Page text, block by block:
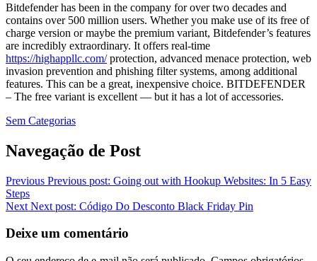
Bitdefender has been in the company for over two decades and
contains over 500 million users. Whether you make use of its free of
charge version or maybe the premium variant, Bitdefender’s features
are incredibly extraordinary. It offers real-time
https://highappllc.com/protection, advanced menace protection, web
invasion prevention and phishing filter systems, among additional
features. This can be a great, inexpensive choice. BITDEFENDER
– The free variant is excellent — but it has a lot of accessories.
Sem Categorias
Navegação de Post
Previous Previous post: Going out with Hookup Websites: In 5 Easy
Steps
Next Next post: Código Do Desconto Black Friday Pin
Deixe um comentário